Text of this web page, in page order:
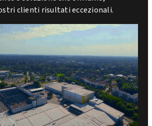
clienti risultati eccezionali.